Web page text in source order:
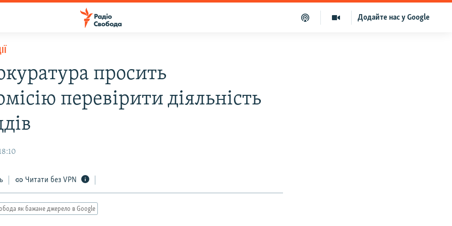
Додайте нас у Google
просить
перевірити діяльність
Читати без VPN
як бажане джерело в Google